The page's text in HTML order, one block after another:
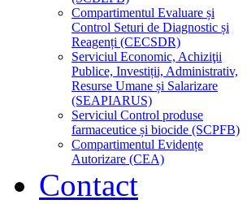
Compartimentul Evaluare și
Control Seturi de Diagnostic și
Reagenți (CECSDR)
Serviciul Economic, Achiziţii
Publice, Investiții, Administrativ,
Resurse Umane și Salarizare
(SEAPIARUS)
Serviciul Control produse
farmaceutice și biocide (SCPFB)
Compartimentul Evidențe
Autorizare (CEA)
Contact